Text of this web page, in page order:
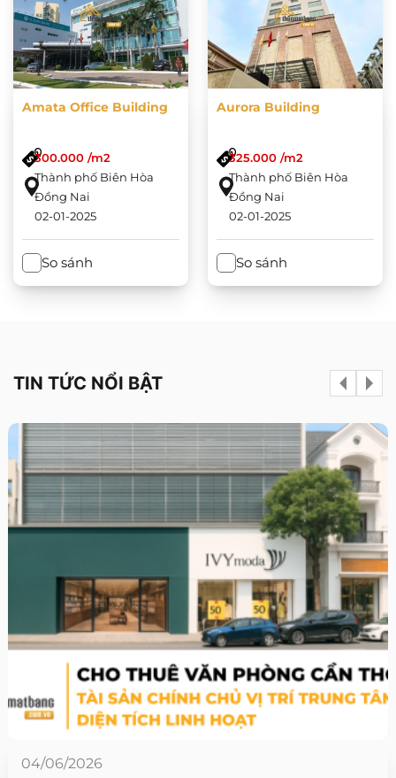
Amata Office Building
300.000 /m2
Thành phố Biên Hòa
Đồng Nai
02-01-2025
So sánh
Aurora Building
325.000 /m2
Thành phố Biên Hòa
Đồng Nai
02-01-2025
So sánh
TIN TỨC NỔI BẬT
04/06/2026